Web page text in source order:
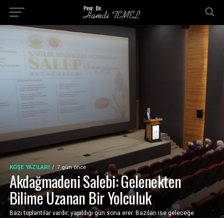
KÖŞE YAZILARI 7 gün önce
Akdağmadeni Salebi: Gelenekten
Bilime Uzanan Bir Yolculuk
Bazı toplantılar vardır; yapıldığı gün sona erer. Bazıları ise geleceğe